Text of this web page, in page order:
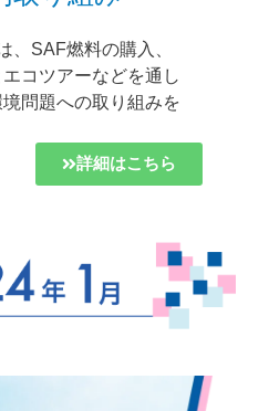
、SAF燃料の購入、
コツアーなどを通し
問題への取り組みを
詳細はこちら